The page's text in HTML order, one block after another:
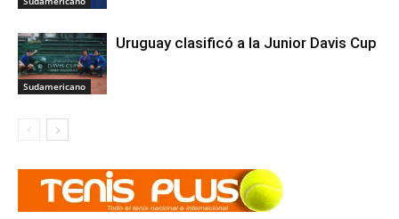
Sudamericano
Uruguay clasificó a la Junior Davis Cup